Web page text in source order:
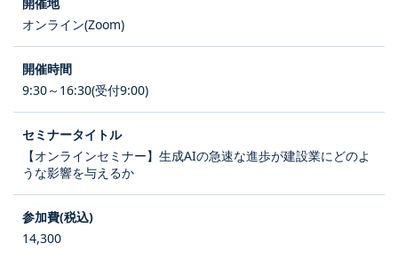
オンライン(Zoom)
9:30～16:30(受付9:00)
【オンラインセミナー】生成AIの急速な進歩が建設業にどのよ
うな影響を与えるか
14,300